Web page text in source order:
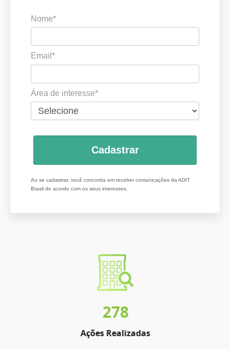
Nome*
Email*
Área de interesse*
Cadastrar
Ao se cadastrar, você concorda em receber comunicações da ADIT
Brasil de acordo com os seus interesses.
278
Ações Realizadas